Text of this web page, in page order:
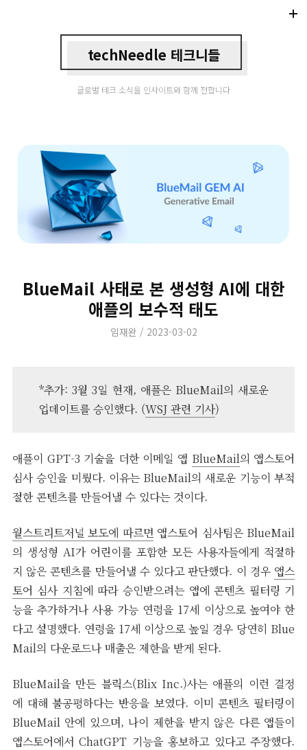
techNeedle 테크니들
글로벌 테크 소식을 인사이트와 함께 전합니다
BlueMail 사태로 본 생성형 AI에 대한
애플의 보수적 태도
Author
임재완
Posted
2023-03-02
*추가: 3월 3일 현재, 애플은 BlueMail의 새로운
업데이트를 승인했다. (WSJ 관련 기사)
애플이 GPT-3 기술을 더한 이메일 앱 BlueMail의 앱스토어
심사 승인을 미뤘다. 이유는 BlueMail의 새로운 기능이 부적
절한 콘텐츠를 만들어낼 수 있다는 것이다.
월스트리트저널 보도에 따르면 앱스토어 심사팀은 BlueMail
의 생성형 AI가 어린이를 포함한 모든 사용자들에게 적절하
지 않은 콘텐츠를 만들어낼 수 있다고 판단했다. 이 경우 앱스
토어 심사 지침에 따라 승인받으려는 앱에 콘텐츠 필터링 기
능을 추가하거나 사용 가능 연령을 17세 이상으로 높여야 한
다고 설명했다. 연령을 17세 이상으로 높일 경우 당연히 Blue
Mail의 다운로드나 매출은 제한을 받게 된다.
BlueMail을 만든 블릭스(Blix Inc.)사는 애플의 이런 결정
에 대해 불공평하다는 반응을 보였다. 이미 콘텐츠 필터링이
BlueMail 안에 있으며, 나이 제한을 받지 않은 다른 앱들이
앱스토어에서 ChatGPT 기능을 홍보하고 있다고 주장했다.